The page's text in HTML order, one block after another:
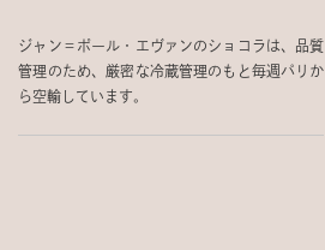
ジャン＝ポール・エヴァンのショコラは、品質
管理のため、厳密な冷蔵管理のもと毎週パリか
ら空輸しています。